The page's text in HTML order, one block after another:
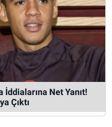
Net Yanıt!
Çıktı